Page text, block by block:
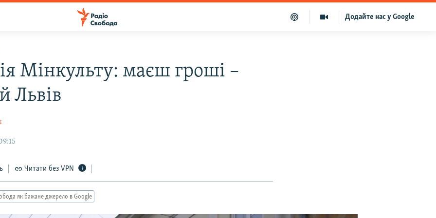
Додайте нас у Google
Мінкульту: маєш гроші –
Львів
Читати без VPN
як бажане джерело в Google